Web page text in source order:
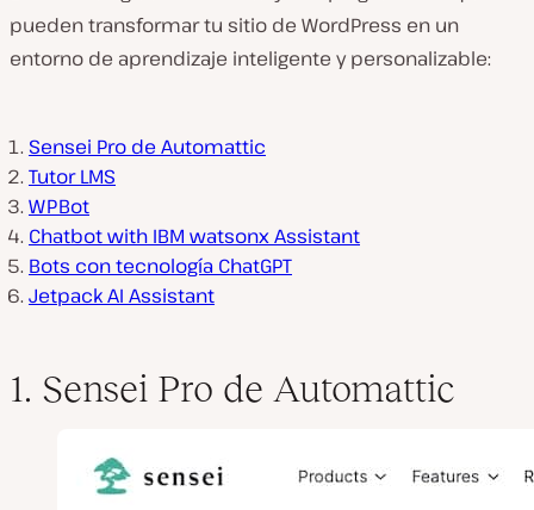
pueden transformar tu sitio de WordPress en un
entorno de aprendizaje inteligente y personalizable:
Sensei Pro de Automattic
Tutor LMS
WPBot
Chatbot with IBM watsonx Assistant
Bots con tecnología ChatGPT
Jetpack AI Assistant
1. Sensei Pro de Automattic